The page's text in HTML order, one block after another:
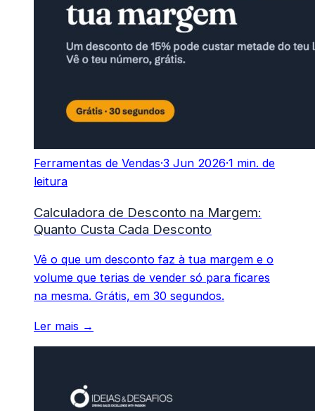
Ferramentas de Vendas·3 Jun 2026·1 min. de
leitura
Calculadora de Desconto na Margem:
Quanto Custa Cada Desconto
Vê o que um desconto faz à tua margem e o
volume que terias de vender só para ficares
na mesma. Grátis, em 30 segundos.
Ler mais →